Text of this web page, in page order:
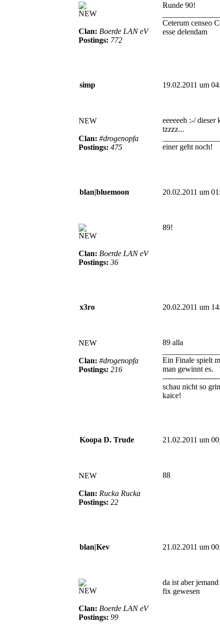
NEW
Clan: Boerde LAN eV
Postings: 772
Runde 90!
Ceterum censeo
esse delendam
simp 19.02.2011 um
NEW
Clan: #drogenopfa
Postings: 475
eeeeeeh :-/ dieser
tzzzz...
einer geht noch!
blan|bluemoon 20.02.2011 um
NEW
Clan: Boerde LAN eV
Postings: 36
89!
x3ro 20.02.2011 um
NEW
Clan: #drogenopfa
Postings: 216
89 alla
Ein Finale spielt
man gewinnt es.
schau nicht so
kaice!
Koopa D. Trude 21.02.2011 um
NEW
Clan: Rucka Rucka
Postings: 22
88
blan|Kev 21.02.2011 um
NEW
Clan: Boerde LAN eV
Postings: 99
da ist aber jemand
fix gewesen